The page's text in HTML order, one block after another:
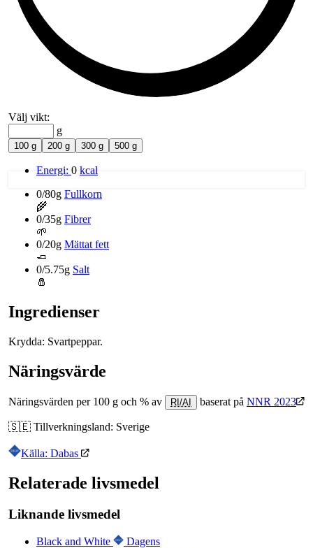
Välj vikt:
g
100 g 200 g 300 g 500 g
Energi: 0 kcal
0/80g Fullkorn
🌾
0/35g Fibrer
🌱
0/20g Mättat fett
🧈
0/5.75g Salt
🧂
Ingredienser
Krydda: Svartpeppar.
Näringsvärde
Näringsvärden per 100 g och % av RI/AI baserat på NNR 2023
🇸🇪 Tillverkningsland: Sverige
Källa: Dabas
Relaterade livsmedel
Liknande livsmedel
Black and White
Dagens